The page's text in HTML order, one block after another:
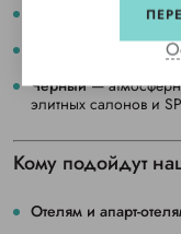
— классика
—
Чёрный—
элитных салонов и
Кому подойдут
Отелям и апарт-